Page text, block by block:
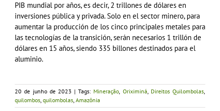
PIB mundial por años, es decir, 2 trillones de dólares en
inversiones pública y privada. Solo en el sector minero, para
aumentar la producción de los cinco principales metales para
las tecnologías de la transición, serán necesarios 1 trillón de
dólares en 15 años, siendo 335 billones destinados para el
aluminio.
20 de junho de 2023 | Tags: Mineração, Oriximiná, Direitos Quilombolas,
quilombos, quilombolas, Amazônia